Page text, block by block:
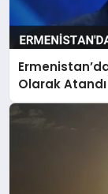
Olarak Atandı